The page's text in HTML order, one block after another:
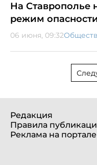
На Ставрополье
режим
06 июня, 09:32
Редакция
Правила
Реклама на портале